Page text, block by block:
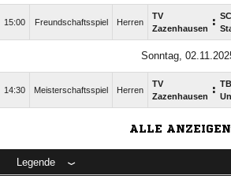
15:00 Freundschaftsspiel Herren
TV
Zazenhausen : SC
Sonntag,
14:30 Meisterschaftsspiel Herren
TV
Zazenhausen : TB
ALLE ANZEIGEN
Legende